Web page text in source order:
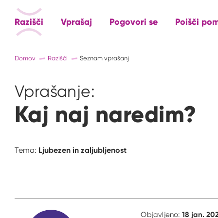
Razišči Vprašaj Pogovori se Poišči
Domov Razišči Seznam vprašanj
Vprašanje:
Kaj naj naredim?
Tema: Ljubezen in zaljubljenost
Objavljeno: 18 jan.